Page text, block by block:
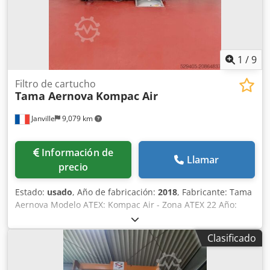
1 /9
Janville 9,079 km
Filtro de cartucho
Tama Aernova Kompac Air
Información de
precio
Llamar
Estado: usado, Año de fabricación: 2018, Fabricante: Tama
Aernova Modelo ATEX: Kompac Air - Zona ATEX 22 Año:
2018 Tipo: Filtro de cartucho Atex: Ex II 3 D Ex h IIC T200°C
Dc Sistema de limpieza: aire comprimido Depósito de
presión Turbo SRL - Presión máx.: 8 bar - Capacidad: 22,7 L
Potencia del motor: 3 kW - 3000 rpm Unidad extractora de
Clasificado